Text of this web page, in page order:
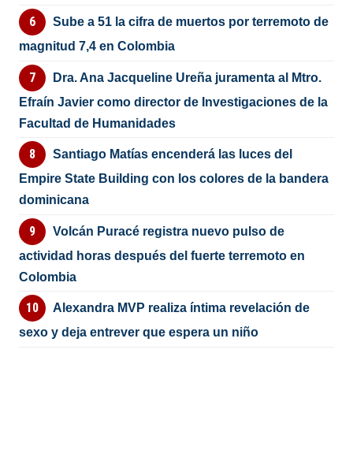
Sube a 51 la cifra de muertos por terremoto de
magnitud 7,4 en Colombia
Dra. Ana Jacqueline Ureña juramenta al Mtro.
Efraín Javier como director de Investigaciones de la
Facultad de Humanidades
Santiago Matías encenderá las luces del
Empire State Building con los colores de la bandera
dominicana
Volcán Puracé registra nuevo pulso de
actividad horas después del fuerte terremoto en
Colombia
Alexandra MVP realiza íntima revelación de
sexo y deja entrever que espera un niño